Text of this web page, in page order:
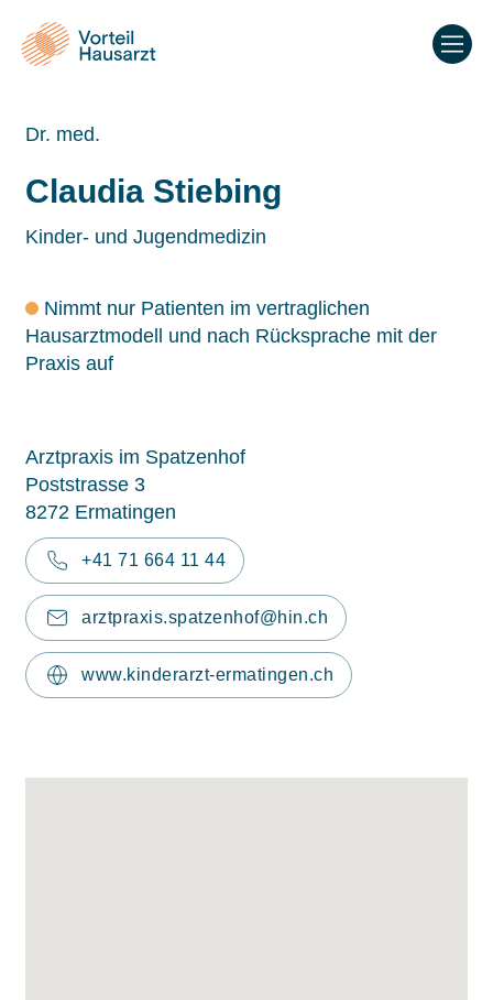
Dr. med.
Claudia Stiebing
Kinder- und Jugendmedizin
Nimmt nur Patienten im vertraglichen
Hausarztmodell und nach Rücksprache mit der
Praxis auf
Arztpraxis im Spatzenhof
Poststrasse 3
8272 Ermatingen
+41 71 664 11 44
arztpraxis.spatzenhof@hin.ch
www.kinderarzt-ermatingen.ch